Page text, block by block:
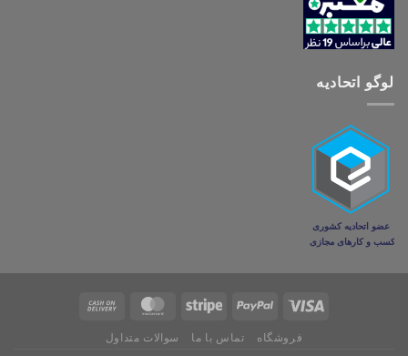
لوگو اتحادیه
فروشگاه تماس با ما سوالات متداول